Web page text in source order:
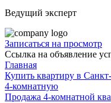
Ведущий эксперт
Записаться на просмотр
Ссылка на объявление
Главная
Купить квартиру в
4-комнатную
Продажа 4-комнатной